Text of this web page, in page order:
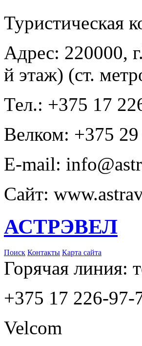
Адрес: 220000,
й этаж) (ст.
Тел.: +375 17
Велком: +375
E-mail:
Сайт:
АСТРЭВЕЛ
Поиск Контакты Карта сайта
Горячая линия:
+375 17 226-97-
Velcom